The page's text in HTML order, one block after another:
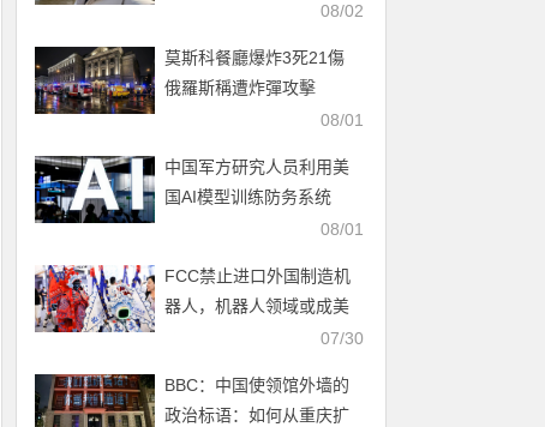
08/02
莫斯科餐廳爆炸3死21傷
俄羅斯稱遭炸彈攻擊
08/01
中国军方研究人员利用美
国AI模型训练防务系统
08/01
FCC禁止进口外国制造机
器人，机器人领域或成美
07/30
BBC：中国使领馆外墙的
政治标语：如何从重庆扩